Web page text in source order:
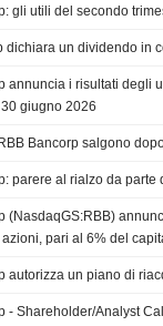
gli utili del secondo
dichiara un dividendo in
annuncia i risultati degli
giugno 2026
Bancorp salgono
parere al rialzo da parte
(NasdaqGS:RBB)
pari al 6% del
autorizza un piano di
- Shareholder/Analyst